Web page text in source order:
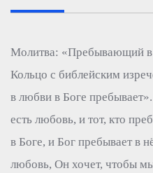
Молитва: «Пребывающий в
Кольцо с библейским
в любви в Боге
есть любовь, и тот, кто
в Боге, и Бог пребывает в
любовь, Он хочет, чтобы